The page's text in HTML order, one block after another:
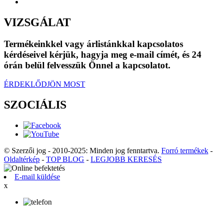
VIZSGÁLAT
Termékeinkkel vagy árlistánkkal kapcsolatos
kérdéseivel kérjük, hagyja meg e-mail címét, és 24
órán belül felvesszük Önnel a kapcsolatot.
ÉRDEKLŐDJÖN MOST
SZOCIÁLIS
© Szerzői jog - 2010-2025: Minden jog fenntartva. Forró termékek -
Oldaltérkép - TOP BLOG - LEGJOBB KERESÉS
E-mail küldése
x